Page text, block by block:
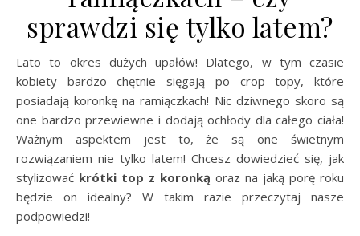
sprawdzi się tylko latem?
Lato to okres dużych upałów! Dlatego, w tym czasie
kobiety bardzo chętnie sięgają po crop topy, które
posiadają koronkę na ramiączkach! Nic dziwnego skoro są
one bardzo przewiewne i dodają ochłody dla całego ciała!
Ważnym aspektem jest to, że są one świetnym
rozwiązaniem nie tylko latem! Chcesz dowiedzieć się, jak
stylizować krótki top z koronką oraz na jaką porę roku
będzie on idealny? W takim razie przeczytaj nasze
podpowiedzi!